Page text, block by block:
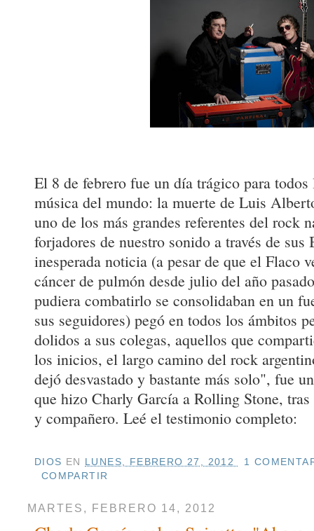
El 8 de febrero fue un día trágico para
música del mundo: la muerte de Luis
uno de los más grandes referentes del rock
forjadores de nuestro sonido a través de sus
inesperada noticia (a pesar de que el Flaco
cáncer de pulmón desde julio del año
pudiera combatirlo se consolidaban en un
sus seguidores) pegó en todos los ámbitos
dolidos a sus colegas, aquellos que
los inicios, el largo camino del rock
dejó desvastado y bastante más solo", fue
que hizo Charly García a Rolling Stone,
y compañero. Leé el testimonio completo:
DIOS EN LUNES, FEBRERO 27, 2012
1
COMPARTIR
MARTES, FEBRERO 14, 2012